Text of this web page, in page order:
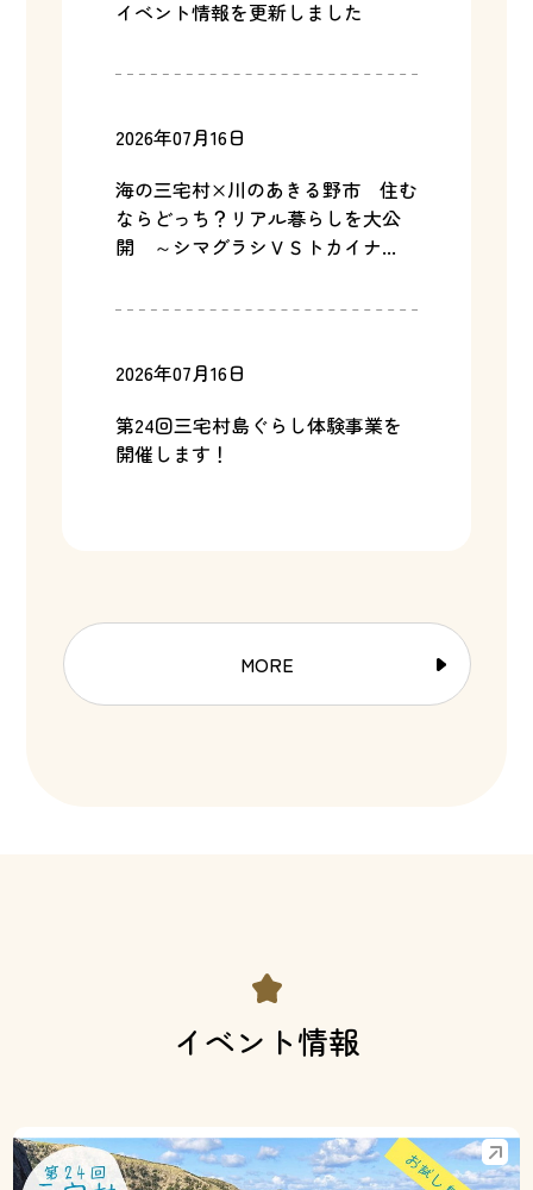
イベント情報を更新しました
2026年07月16日
海の三宅村×川のあきる野市 住む
ならどっち？リアル暮らしを大公
開 ～シマグラシＶＳトカイナ...
2026年07月16日
第24回三宅村島ぐらし体験事業を
開催します！
MORE
イベント情報